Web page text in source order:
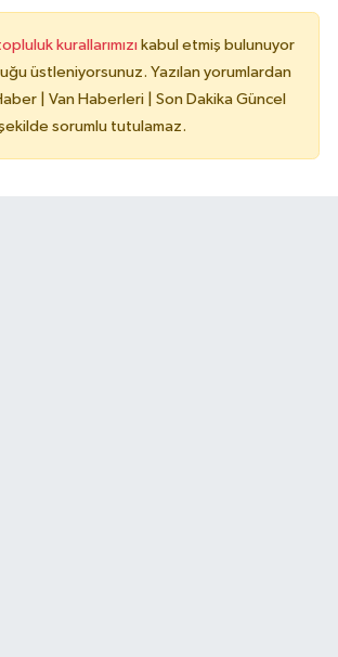
kurallarımızı kabul etmiş bulunuyor
üstleniyorsunuz. Yazılan yorumlardan
| Van Haberleri | Son Dakika Güncel
sorumlu tutulamaz.